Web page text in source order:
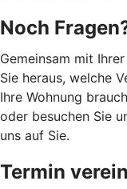
Noch
Gemeinsam mit
Sie heraus, welche
Ihre Wohnung
oder besuchen Sie
uns auf Sie.
Termin